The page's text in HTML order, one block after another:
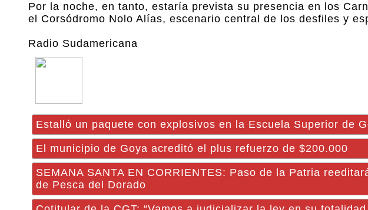
Por la noche, en tanto, estaría prevista su presencia en los
el Corsódromo Nolo Alías, escenario central de los desfiles y
Radio Sudamericana
Estalló un paquete con explosivos en la Escuela Superior de
El municipio de Goya acreditó el plus refuerzo de $200.000
SEMANA SANTA EN CORRIENTES: Paso de la Patria
de Pesca del Dorado